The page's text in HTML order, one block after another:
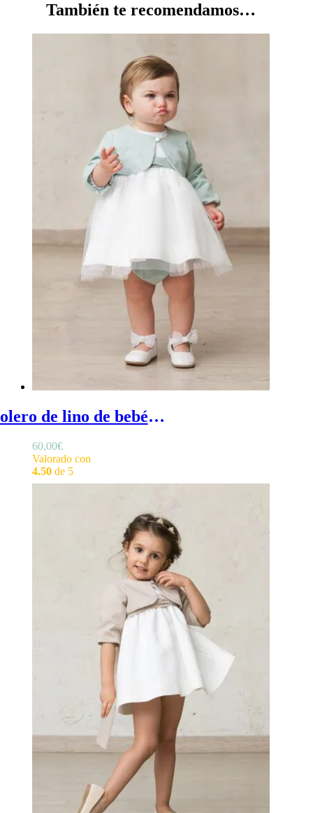
También te recomendamos…
Bolero de lino de bebé - bolero bebe en lino para ceremonias
60,00€
Valorado con
4.50 de 5